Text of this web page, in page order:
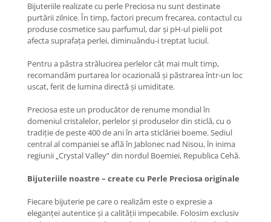
Bijuteriile realizate cu perle Preciosa nu sunt destinate
purtării zilnice. În timp, factori precum frecarea, contactul cu
produse cosmetice sau parfumul, dar și pH-ul pielii pot
afecta suprafața perlei, diminuându-i treptat luciul.
Pentru a păstra strălucirea perlelor cât mai mult timp,
recomandăm purtarea lor ocazională și păstrarea într-un loc
uscat, ferit de lumina directă și umiditate.
​Preciosa este un producător de renume mondial în
domeniul cristalelor, perlelor și produselor din sticlă, cu o
tradiție de peste 400 de ani în arta sticlăriei boeme. Sediul
central al companiei se află în Jablonec nad Nisou, în inima
regiunii „Crystal Valley” din nordul Boemiei, Republica Cehă.
Bijuteriile noastre – create cu Perle Preciosa originale
Fiecare bijuterie pe care o realizăm este o expresie a
eleganței autentice și a calității impecabile. Folosim exclusiv